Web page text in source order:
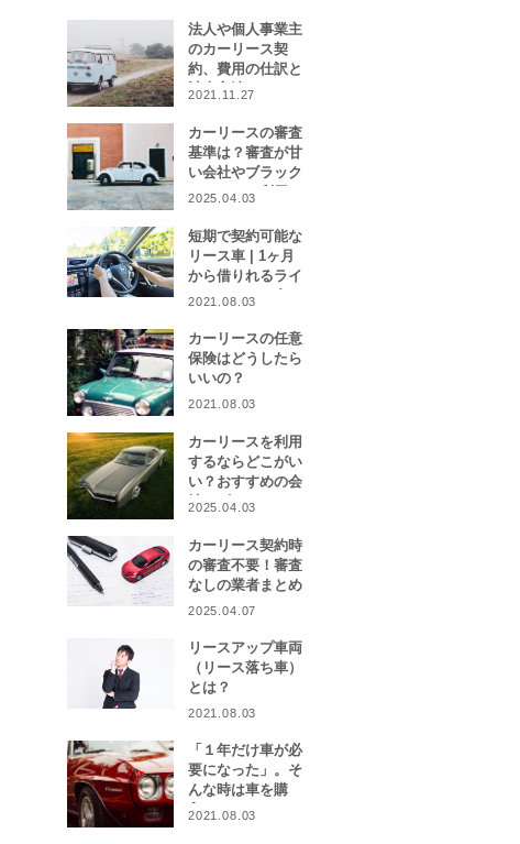
者をご紹介！
法人や個人事業主
のカーリース契
約、費用の仕訳と
計上方法は？
2021.11.27
カーリースの審査
基準は？審査が甘
い会社やブラック
リストでも利用で
2025.04.03
短期で契約可能な
リース車 | 1ヶ月
から借りれるライ
フスタイルに合わ
集
2021.08.03
カーリースの任意
保険はどうしたら
いいの？
2021.08.03
カーリースを利用
するならどこがい
い？おすすめの会
社をピックアッ
2025.04.03
カーリース契約時
の審査不要！審査
なしの業者まとめ
2025.04.07
リースアップ車両
（リース落ち車）
とは？
2021.08.03
「１年だけ車が必
要になった」。そ
んな時は車を購
入？カーリース？
2021.08.03